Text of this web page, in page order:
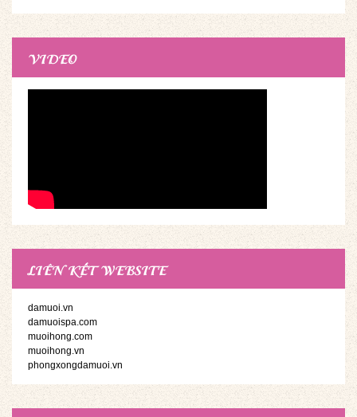
VIDEO
LIÊN KẾT WEBSITE
damuoi.vn
damuoispa.com
muoihong.com
muoihong.vn
phongxongdamuoi.vn